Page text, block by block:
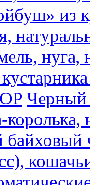
из
нуга,
Черный